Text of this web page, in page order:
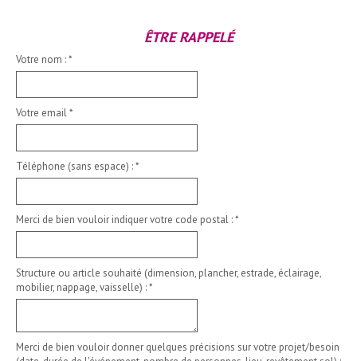
ÊTRE RAPPELÉ
Votre nom :*
Votre email*
Téléphone (sans espace) :*
Merci de bien vouloir indiquer votre code postal :*
Structure ou article souhaité (dimension, plancher, estrade, éclairage,
mobilier, nappage, vaisselle) :*
Merci de bien vouloir donner quelques précisions sur votre projet/besoin